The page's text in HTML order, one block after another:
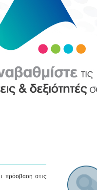
πρόσβαση στις